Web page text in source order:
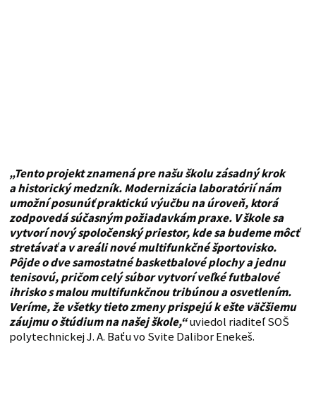
„Tento projekt znamená pre našu školu zásadný krok
a historický medzník. Modernizácia laboratórií nám
umožní posunúť praktickú výučbu na úroveň, ktorá
zodpovedá súčasným požiadavkám praxe. V škole sa
vytvorí nový spoločenský priestor, kde sa budeme môcť
stretávať a v areáli nové multifunkčné športovisko.
Pôjde o dve samostatné basketbalové plochy a jednu
tenisovú, pričom celý súbor vytvorí veľké futbalové
ihrisko s malou multifunkčnou tribúnou a osvetlením.
Veríme, že všetky tieto zmeny prispejú k ešte väčšiemu
záujmu o štúdium na našej škole,“uviedol riaditeľ SOŠ
polytechnickej J. A. Baťu vo Svite Dalibor Enekeš.